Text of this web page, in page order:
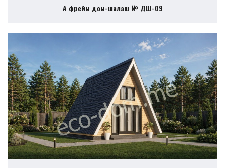
А фрейм дом-шалаш № ДШ-09